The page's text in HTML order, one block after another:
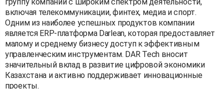
группу компаний с широким спектром деятельности,
включая телекоммуникации, финтех, медиа и спорт.
Одним из наиболее успешных продуктов компании
является ERP-платформа Darlean, которая предоставляет
малому и среднему бизнесу доступ к эффективным
управленческим инструментам. DAR Tech вносит
значительный вклад в развитие цифровой экономики
Казахстана и активно поддерживает инновационные
проекты.